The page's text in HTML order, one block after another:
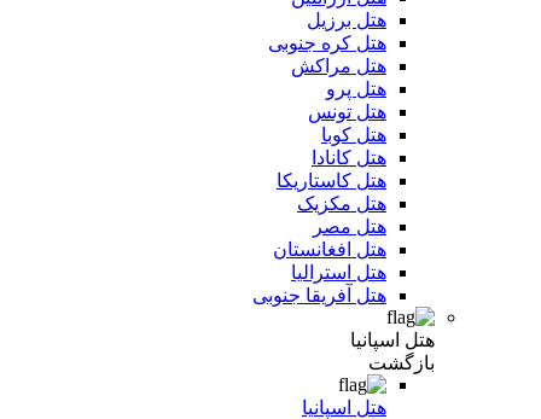
هتل برزیل
هتل کره جنوبی
هتل مراکش
هتل پرو
هتل تونس
هتل کوبا
هتل کانادا
هتل کاستاریکا
هتل مکزیک
هتل مصر
هتل افغانستان
هتل استرالیا
هتل آفریقا جنوبی
هتل اسپانیا
بازگشت
هتل اسپانیا